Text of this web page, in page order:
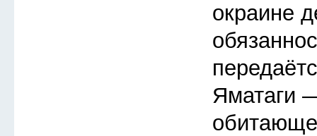
окраине
Яматаги